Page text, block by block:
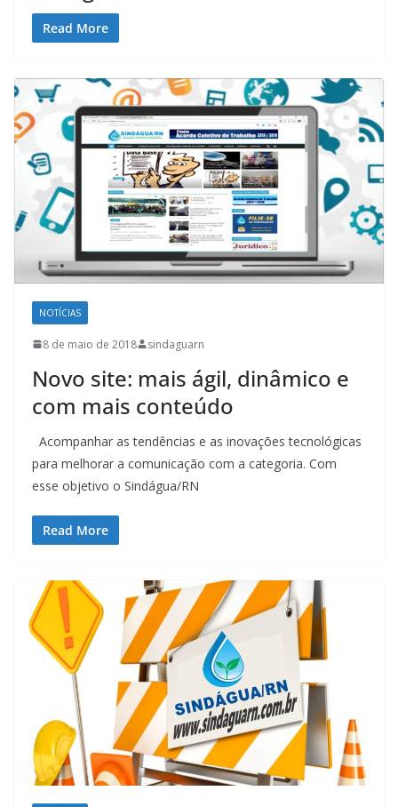
Read More
NOTÍCIAS
8 de maio de 2018 sindaguarn
Novo site: mais ágil, dinâmico e
com mais conteúdo
Acompanhar as tendências e as inovações tecnológicas
para melhorar a comunicação com a categoria. Com
esse objetivo o Sindágua/RN
Read More